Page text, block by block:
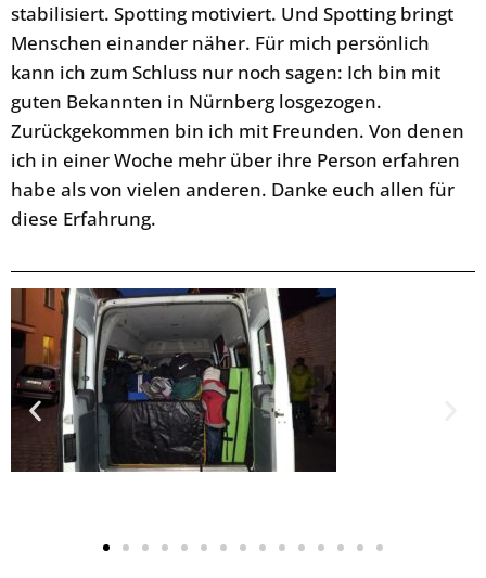
stabilisiert. Spotting motiviert. Und Spotting bringt
Menschen einander näher. Für mich persönlich
kann ich zum Schluss nur noch sagen: Ich bin mit
guten Bekannten in Nürnberg losgezogen.
Zurückgekommen bin ich mit Freunden. Von denen
ich in einer Woche mehr über ihre Person erfahren
habe als von vielen anderen. Danke euch allen für
diese Erfahrung.